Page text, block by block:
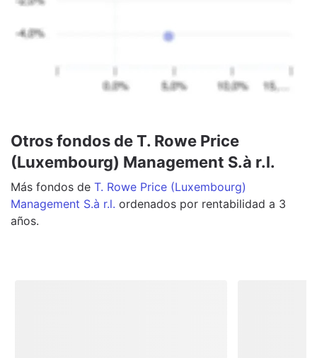
Otros fondos de T. Rowe Price
(Luxembourg) Management S.à r.l.
Más fondos de T. Rowe Price (Luxembourg)
Management S.à r.l. ordenados por rentabilidad a 3
años.